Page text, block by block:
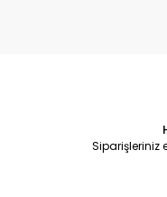
Siparişleriniz